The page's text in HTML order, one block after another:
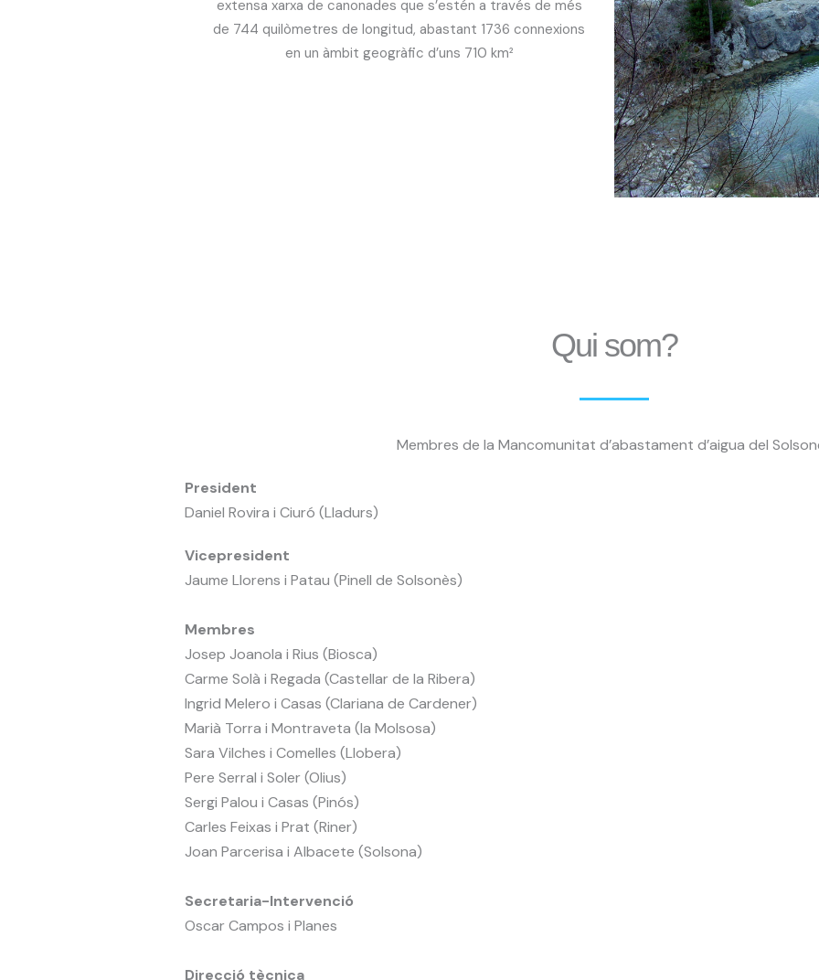
extensa xarxa de canonades que s’estén a través de més
de 744 quilòmetres de longitud, abastant 1736 connexions
en un àmbit geogràfic d’uns 710 km²
Qui som?
Membres de la Mancomunitat d’abastament d’aigua del
President
Daniel Rovira i Ciuró (Lladurs)
Vicepresident
Jaume Llorens i Patau (Pinell de Solsonès)
Membres
Josep Joanola i Rius (Biosca)
Carme Solà i Regada (Castellar de la Ribera)
Ingrid Melero i Casas (Clariana de Cardener)
Marià Torra i Montraveta (la Molsosa)
Sara Vilches i Comelles (Llobera)
Pere Serral i Soler (Olius)
Sergi Palou i Casas (Pinós)
Carles Feixas i Prat (Riner)
Joan Parcerisa i Albacete (Solsona)
Secretaria-Intervenció
Oscar Campos i Planes
Direcció tècnica